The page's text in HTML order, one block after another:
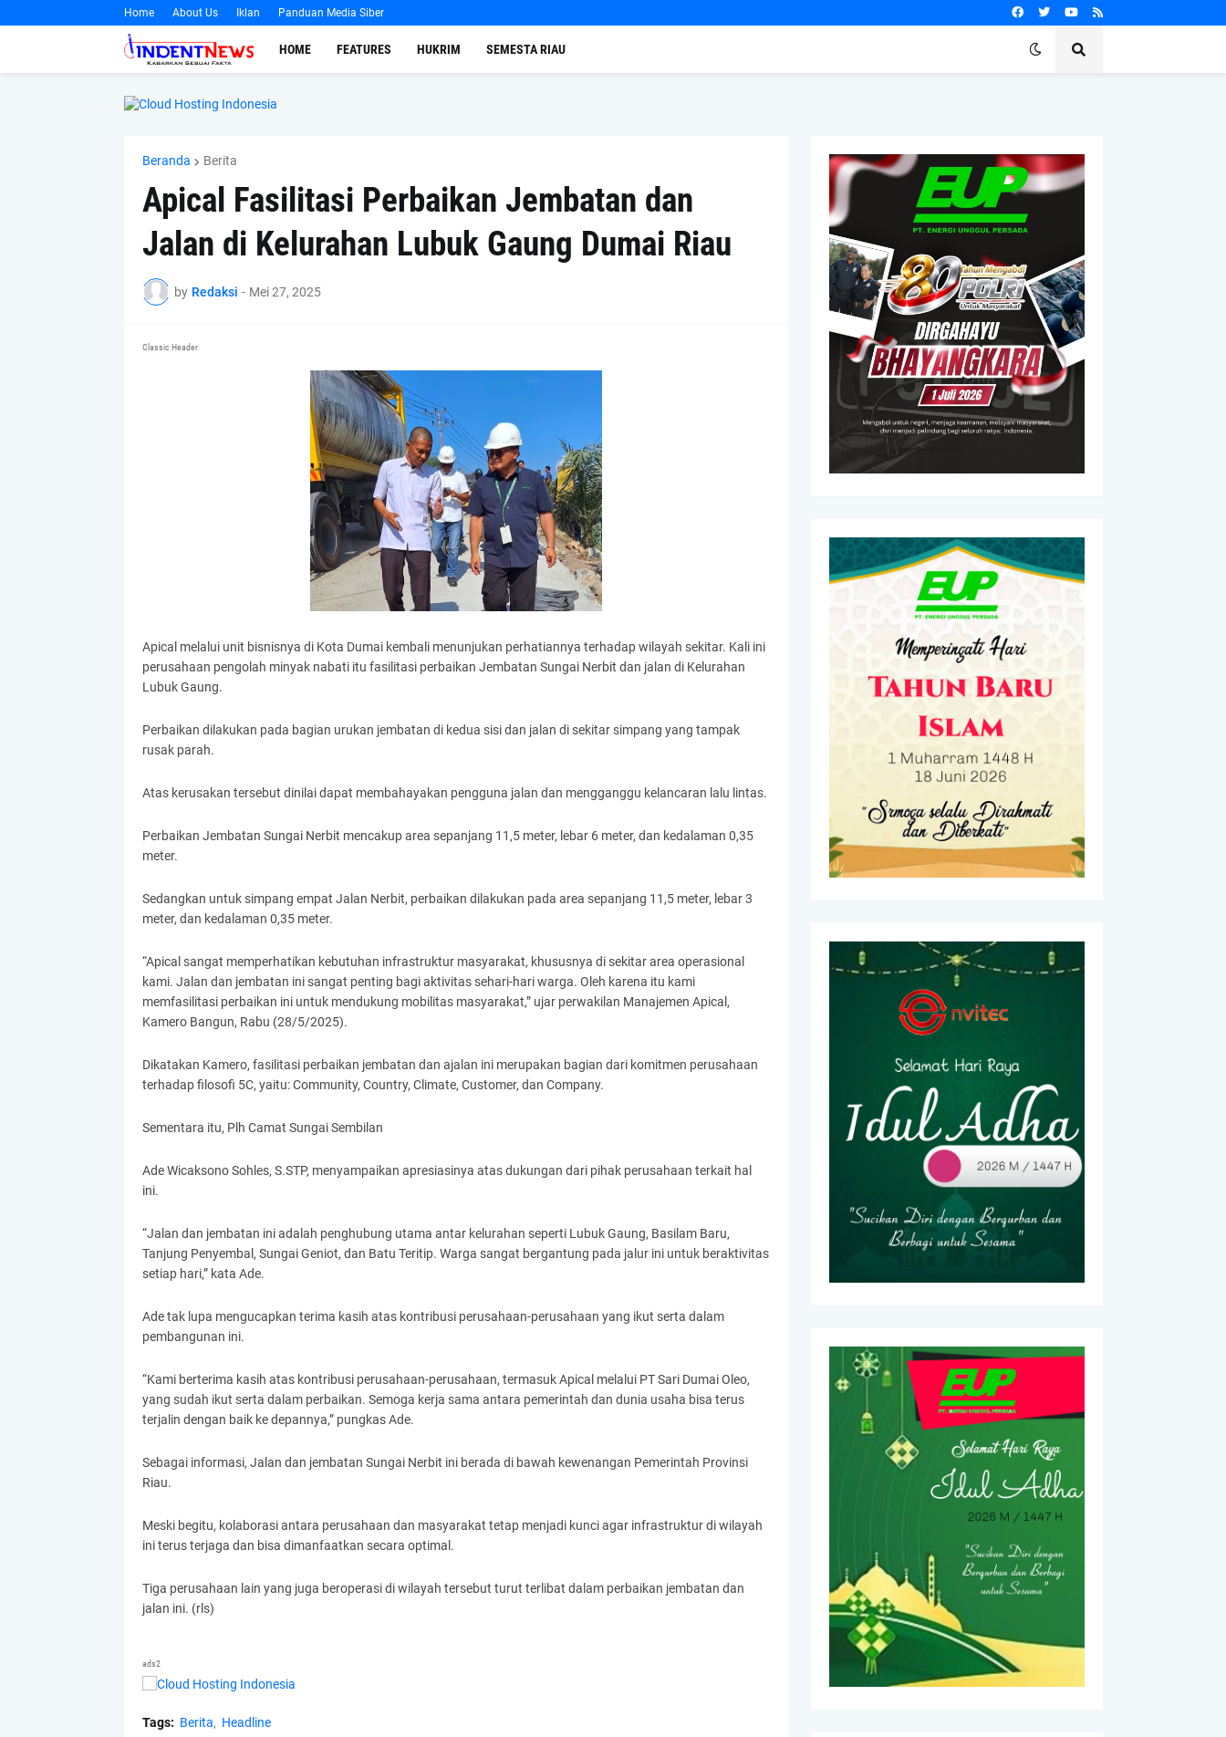
Home About Us Iklan Panduan Media Siber
HOME FEATURES HUKRIM SEMESTA RIAU
Beranda Berita
Apical Fasilitasi Perbaikan Jembatan dan
Jalan di Kelurahan Lubuk Gaung Dumai Riau
by Redaksi - Mei 27, 2025
Classic Header
Apical melalui unit bisnisnya di Kota Dumai kembali menunjukan perhatiannya terhadap wilayah sekitar. Kali ini
perusahaan pengolah minyak nabati itu fasilitasi perbaikan Jembatan Sungai Nerbit dan jalan di Kelurahan
Lubuk Gaung.
Perbaikan dilakukan pada bagian urukan jembatan di kedua sisi dan jalan di sekitar simpang yang tampak
rusak parah.
Atas kerusakan tersebut dinilai dapat membahayakan pengguna jalan dan mengganggu kelancaran lalu lintas.
Perbaikan Jembatan Sungai Nerbit mencakup area sepanjang 11,5 meter, lebar 6 meter, dan kedalaman 0,35
meter.
Sedangkan untuk simpang empat Jalan Nerbit, perbaikan dilakukan pada area sepanjang 11,5 meter, lebar 3
meter, dan kedalaman 0,35 meter.
“Apical sangat memperhatikan kebutuhan infrastruktur masyarakat, khususnya di sekitar area operasional
kami. Jalan dan jembatan ini sangat penting bagi aktivitas sehari-hari warga. Oleh karena itu kami
memfasilitasi perbaikan ini untuk mendukung mobilitas masyarakat,” ujar perwakilan Manajemen Apical,
Kamero Bangun, Rabu (28/5/2025).
Dikatakan Kamero, fasilitasi perbaikan jembatan dan ajalan ini merupakan bagian dari komitmen perusahaan
terhadap filosofi 5C, yaitu: Community, Country, Climate, Customer, dan Company.
Sementara itu, Plh Camat Sungai Sembilan
Ade Wicaksono Sohles, S.STP, menyampaikan apresiasinya atas dukungan dari pihak perusahaan terkait hal
ini.
“Jalan dan jembatan ini adalah penghubung utama antar kelurahan seperti Lubuk Gaung, Basilam Baru,
Tanjung Penyembal, Sungai Geniot, dan Batu Teritip. Warga sangat bergantung pada jalur ini untuk beraktivitas
setiap hari,” kata Ade.
Ade tak lupa mengucapkan terima kasih atas kontribusi perusahaan-perusahaan yang ikut serta dalam
pembangunan ini.
“Kami berterima kasih atas kontribusi perusahaan-perusahaan, termasuk Apical melalui PT Sari Dumai Oleo,
yang sudah ikut serta dalam perbaikan. Semoga kerja sama antara pemerintah dan dunia usaha bisa terus
terjalin dengan baik ke depannya,” pungkas Ade.
Sebagai informasi, Jalan dan jembatan Sungai Nerbit ini berada di bawah kewenangan Pemerintah Provinsi
Riau.
Meski begitu, kolaborasi antara perusahaan dan masyarakat tetap menjadi kunci agar infrastruktur di wilayah
ini terus terjaga dan bisa dimanfaatkan secara optimal.
Tiga perusahaan lain yang juga beroperasi di wilayah tersebut turut terlibat dalam perbaikan jembatan dan
jalan ini. (rls)
ads2
Tags: Berita Headline